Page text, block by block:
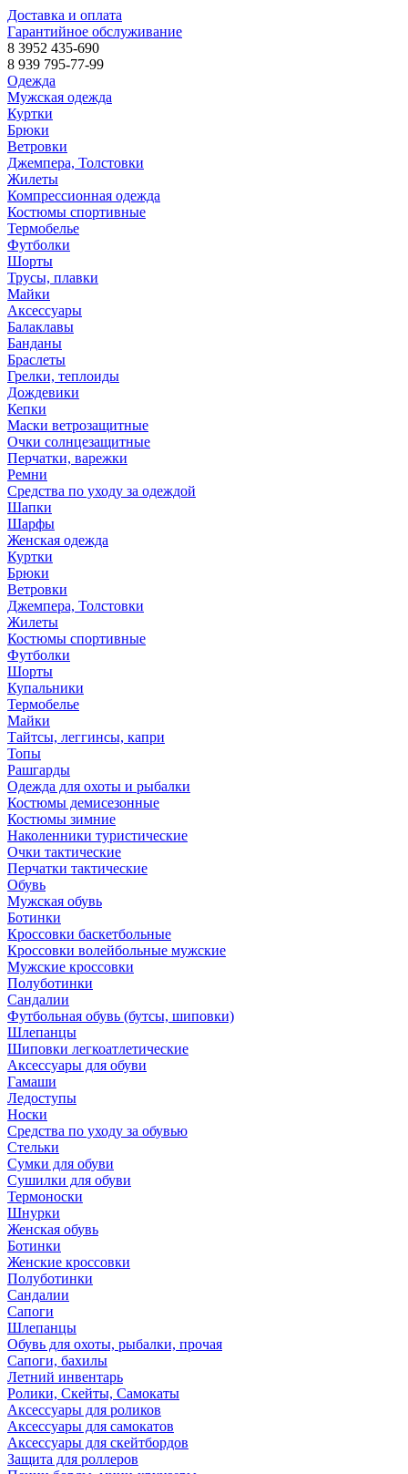
Доставка и оплата
Гарантийное обслуживание
8 3952 435-690
8 939 795-77-99
Одежда
Мужская одежда
Куртки
Брюки
Ветровки
Джемпера, Толстовки
Жилеты
Компрессионная одежда
Костюмы спортивные
Термобелье
Футболки
Шорты
Трусы, плавки
Майки
Аксессуары
Балаклавы
Банданы
Браслеты
Грелки, теплоиды
Дождевики
Кепки
Маски ветрозащитные
Очки солнцезащитные
Перчатки, варежки
Ремни
Средства по уходу за одеждой
Шапки
Шарфы
Женская одежда
Куртки
Брюки
Ветровки
Джемпера, Толстовки
Жилеты
Костюмы спортивные
Футболки
Шорты
Купальники
Термобелье
Майки
Тайтсы, леггинсы, капри
Топы
Рашгарды
Одежда для охоты и рыбалки
Костюмы демисезонные
Костюмы зимние
Наколенники туристические
Очки тактические
Перчатки тактические
Обувь
Мужская обувь
Ботинки
Кроссовки баскетбольные
Кроссовки волейбольные мужские
Мужские кроссовки
Полуботинки
Сандалии
Футбольная обувь (бутсы, шиповки)
Шлепанцы
Шиповки легкоатлетические
Аксессуары для обуви
Гамаши
Ледоступы
Носки
Средства по уходу за обувью
Стельки
Сумки для обуви
Сушилки для обуви
Термоноски
Шнурки
Женская обувь
Ботинки
Женские кроссовки
Полуботинки
Сандалии
Сапоги
Шлепанцы
Обувь для охоты, рыбалки, прочая
Сапоги, бахилы
Летний инвентарь
Ролики, Скейты, Самокаты
Аксессуары для роликов
Аксессуары для самокатов
Аксессуары для скейтбордов
Защита для роллеров